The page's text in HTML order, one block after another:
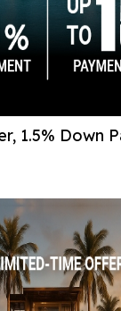
1.5% Down